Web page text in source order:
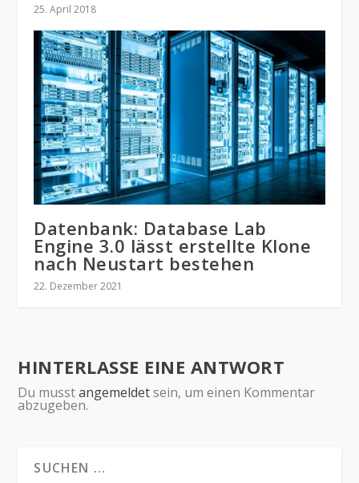
25. April 2018
Datenbank: Database Lab
Engine 3.0 lässt erstellte Klone
nach Neustart bestehen
22. Dezember 2021
HINTERLASSE EINE ANTWORT
Du musstangemeldetsein, um einen Kommentar
abzugeben.